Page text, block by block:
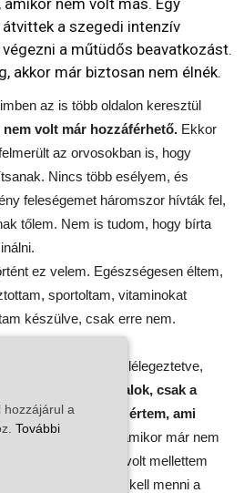
a szegedi intenzív
a műtüdős beavatkozást.
akkor már biztosan nem élnék.
az is több oldalon keresztül
volt már hozzáférhető. Ekkor
az orvosokban is, hogy
Nincs több esélyem, és
feleségemet háromszor hívták fel,
tőlem. Nem is tudom, hogy bírta
ez velem. Egészségesen éltem,
sportoltam, vitaminokat
készülve, csak erre nem.
80 valahány napja lélegeztetve,
hogy meghalok, csak a
indítottak el értem, ami
Április közepétől, amikor már nem
látogatni, mindig volt mellettem
És higgyék el, be kell menni a
hozzájárul a
További